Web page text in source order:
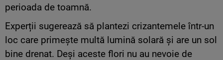
perioada de toamnă.
Experții sugerează să plantezi crizantemele într-un
loc care primește multă lumină solară și are un sol
bine drenat. Deși aceste flori nu au nevoie de